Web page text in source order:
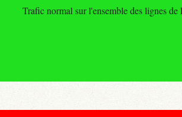
Trafic normal sur l'ensemble des lignes de